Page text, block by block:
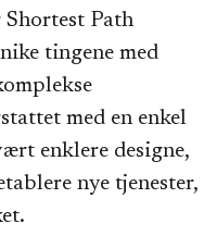
Path
tingene med
med en enkel
enklere designe,
nye tjenester,